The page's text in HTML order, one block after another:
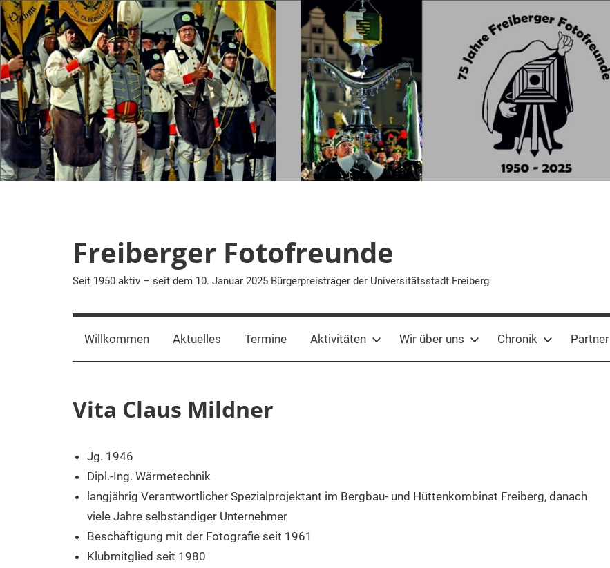
Zum
Inhalt
springen
Freiberger Fotofreunde
Seit 1950 aktiv – seit dem 10. Januar 2025 Bürgerpreisträger der Universitätsstadt Freiberg
Willkommen Aktuelles Termine Aktivitäten Wir über uns Chronik Partner
Vita Claus Mildner
Jg. 1946
Dipl.-Ing. Wärmetechnik
langjährig Verantwortlicher Spezialprojektant im Bergbau- und Hüttenkombinat Freiberg, danach
viele Jahre selbständiger Unternehmer
Beschäftigung mit der Fotografie seit 1961
Klubmitglied seit 1980